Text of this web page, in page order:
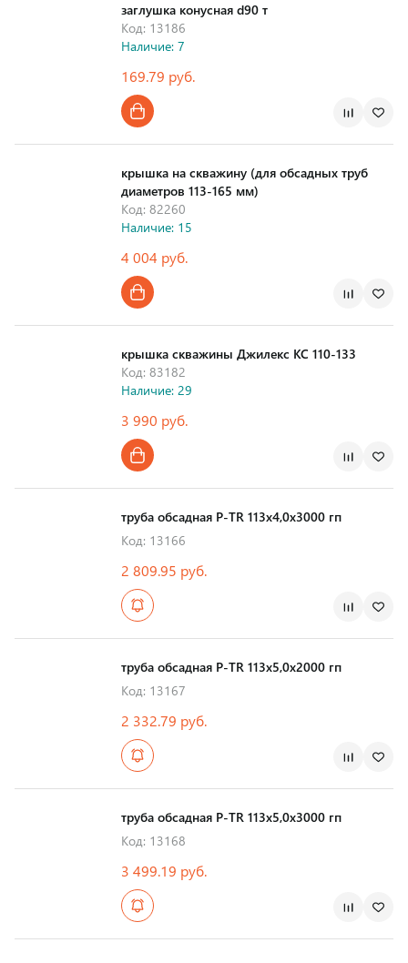
заглушка конусная d90 т
Код: 13186
Наличие: 7
169.79 руб.
крышка на скважину (для обсадных труб
диаметров 113-165 мм)
Код: 82260
Наличие: 15
4 004 руб.
крышка скважины Джилекс КС 110-133
Код: 83182
Наличие: 29
3 990 руб.
труба обсадная Р-TR 113х4,0х3000 гп
Код: 13166
2 809.95 руб.
труба обсадная Р-TR 113х5,0х2000 гп
Код: 13167
2 332.79 руб.
труба обсадная Р-TR 113х5,0х3000 гп
Код: 13168
3 499.19 руб.